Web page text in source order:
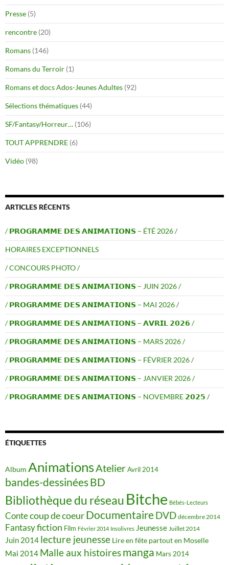
Presse (5)
rencontre (20)
Romans (146)
Romans du Terroir (1)
Romans et docs Ados-Jeunes Adultes (92)
Sélections thématiques (44)
SF/Fantasy/Horreur… (106)
TOUT APPRENDRE (6)
Vidéo (98)
ARTICLES RÉCENTS
/ 𝗣𝗥𝗢𝗚𝗥𝗔𝗠𝗠𝗘 𝗗𝗘𝗦 𝗔𝗡𝗜𝗠𝗔𝗧𝗜𝗢𝗡𝗦 – ÉTÉ 2026 /
HORAIRES EXCEPTIONNELS
/ CONCOURS PHOTO /
/ 𝗣𝗥𝗢𝗚𝗥𝗔𝗠𝗠𝗘 𝗗𝗘𝗦 𝗔𝗡𝗜𝗠𝗔𝗧𝗜𝗢𝗡𝗦 – JUIN 2026 /
/ 𝗣𝗥𝗢𝗚𝗥𝗔𝗠𝗠𝗘 𝗗𝗘𝗦 𝗔𝗡𝗜𝗠𝗔𝗧𝗜𝗢𝗡𝗦 – MAI 2026 /
/ 𝗣𝗥𝗢𝗚𝗥𝗔𝗠𝗠𝗘 𝗗𝗘𝗦 𝗔𝗡𝗜𝗠𝗔𝗧𝗜𝗢𝗡𝗦 – 𝗔𝗩𝗥𝗜𝗟 𝟮𝟬𝟮𝟲 /
/ 𝗣𝗥𝗢𝗚𝗥𝗔𝗠𝗠𝗘 𝗗𝗘𝗦 𝗔𝗡𝗜𝗠𝗔𝗧𝗜𝗢𝗡𝗦 – MARS 2026 /
/ 𝗣𝗥𝗢𝗚𝗥𝗔𝗠𝗠𝗘 𝗗𝗘𝗦 𝗔𝗡𝗜𝗠𝗔𝗧𝗜𝗢𝗡𝗦 – FÉVRIER 2026 /
/ 𝗣𝗥𝗢𝗚𝗥𝗔𝗠𝗠𝗘 𝗗𝗘𝗦 𝗔𝗡𝗜𝗠𝗔𝗧𝗜𝗢𝗡𝗦 – JANVIER 2026 /
/ 𝗣𝗥𝗢𝗚𝗥𝗔𝗠𝗠𝗘 𝗗𝗘𝗦 𝗔𝗡𝗜𝗠𝗔𝗧𝗜𝗢𝗡𝗦 – NOVEMBRE 𝟮𝟬𝟮𝟱 /
ÉTIQUETTES
Album AnimationsAtelierAvril 2014
bandes-dessinéesBD
Bibliothèque du réseau Bitche Bébés-Lecteurs
Contecoup de coeurDocumentaireDVD décembre 2014
Fantasyfiction Film Février 2014 Insolivres Jeunesse Juillet 2014
Juin 2014 lecture jeunesse Lire en fête partout en Moselle
Mai 2014 Malle aux histoiresmanga Mars 2014